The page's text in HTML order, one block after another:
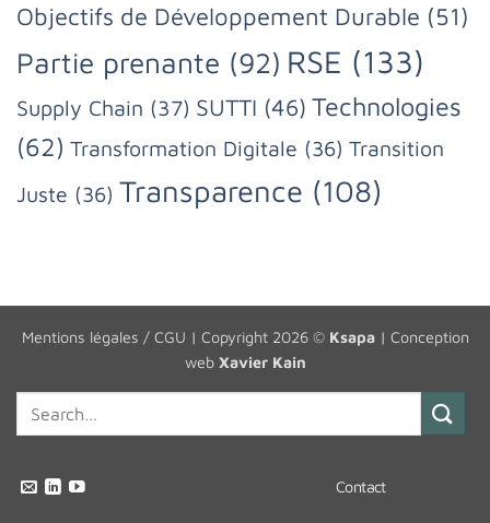
Objectifs de Développement Durable (51)
Partie prenante (92) RSE (133)
Supply Chain (37) SUTTI (46) Technologies
(62) Transformation Digitale (36) Transition
Juste (36) Transparence (108)
Mentions légales / CGU | Copyright 2026 © Ksapa| Conception
web Xavier Kain
Contact